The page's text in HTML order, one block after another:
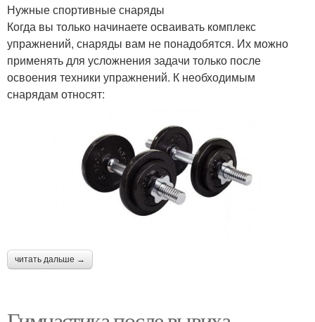
Нужные спортивные снаряды
Когда вы только начинаете осваивать комплекс
упражнений, снаряды вам не понадобятся. Их можно
применять для усложнения задачи только после
освоения техники упражнений. К необходимым
снарядам относят:
читать дальше →